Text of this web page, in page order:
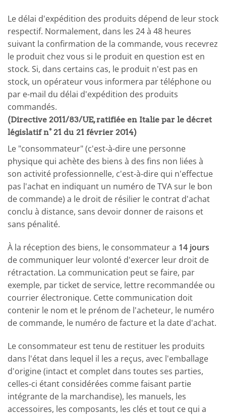
Le délai d'expédition des produits dépend de leur stock
respectif. Normalement, dans les 24 à 48 heures
suivant la confirmation de la commande, vous recevrez
le produit chez vous si le produit en question est en
stock. Si, dans certains cas, le produit n'est pas en
stock, un opérateur vous informera par téléphone ou
par e-mail du délai d'expédition des produits
commandés.
(Directive 2011/83/UE, ratifiée en Italie par le décret
législatif n° 21 du 21 février 2014)
Le "consommateur" (c'est-à-dire une personne
physique qui achète des biens à des fins non liées à
son activité professionnelle, c'est-à-dire qui n'effectue
pas l'achat en indiquant un numéro de TVA sur le bon
de commande) a le droit de résilier le contrat d'achat
conclu à distance, sans devoir donner de raisons et
sans pénalité.
À la réception des biens, le consommateur a 14 jours
de communiquer leur volonté d'exercer leur droit de
rétractation. La communication peut se faire, par
exemple, par ticket de service, lettre recommandée ou
courrier électronique. Cette communication doit
contenir le nom et le prénom de l'acheteur, le numéro
de commande, le numéro de facture et la date d'achat.
Le consommateur est tenu de restituer les produits
dans l'état dans lequel il les a reçus, avec l'emballage
d'origine (intact et complet dans toutes ses parties,
celles-ci étant considérées comme faisant partie
intégrante de la marchandise), les manuels, les
accessoires, les composants, les clés et tout ce qui a